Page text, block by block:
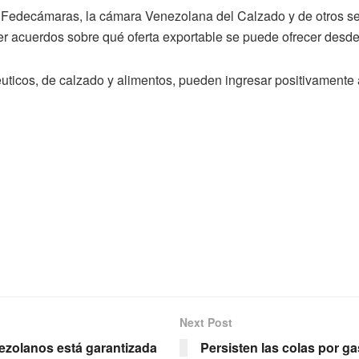
la cámara Venezolana del Calzado y de otros
sobre qué oferta exportable se puede ofrecer
de calzado y alimentos, pueden ingresar
está garantizada
Next Post
Persisten las colas por